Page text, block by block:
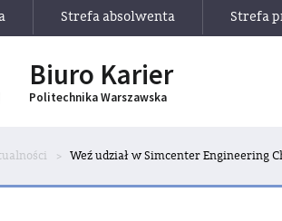
Strefa absolwenta Strefa
Biuro Karier
Politechnika Warszawska
Weź udział w Simcenter Engineering